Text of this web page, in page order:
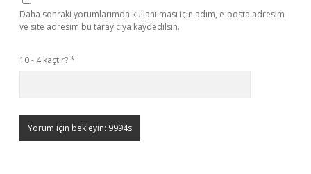
Daha sonraki yorumlarımda kullanılması için adım, e-posta adresim
ve site adresim bu tarayıcıya kaydedilsin.
10 - 4 kaçtır?*